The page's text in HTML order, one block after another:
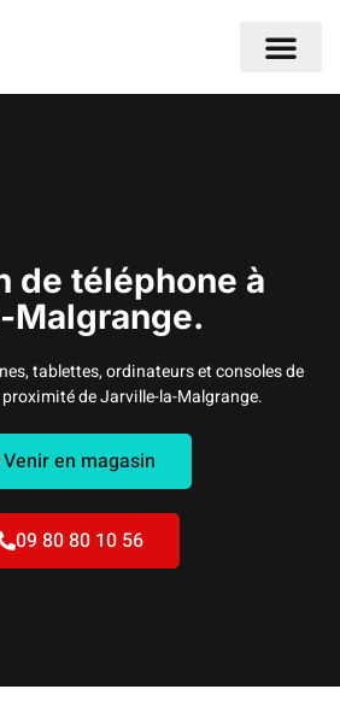
de téléphone à
tablettes, ordinateurs et consoles de
de Jarville-la-Malgrange.
Venir en magasin
09 80 80 10 56